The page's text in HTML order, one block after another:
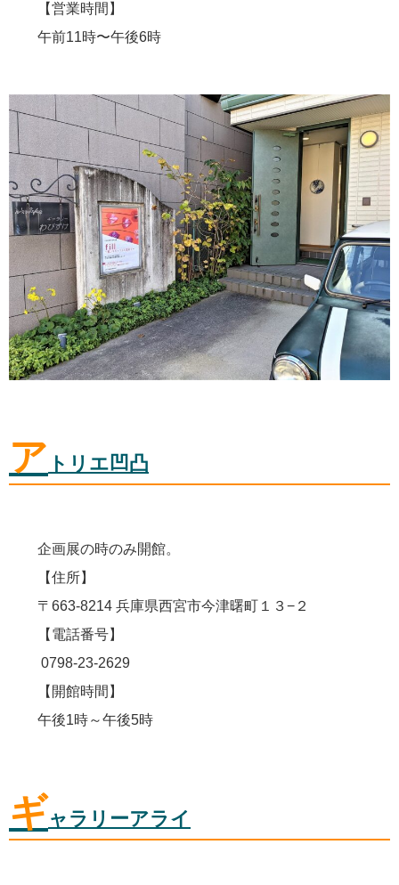
【営業時間】
午前11時〜午後6時
ア トリエ凹凸
企画展の時のみ開館。
【住所】
〒663-8214 兵庫県西宮市今津曙町１３−２
【電話番号】
0798-23-2629
【開館時間】
午後1時～午後5時
ギャラリーアライ